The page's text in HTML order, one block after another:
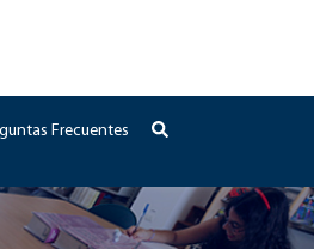
Frecuentes